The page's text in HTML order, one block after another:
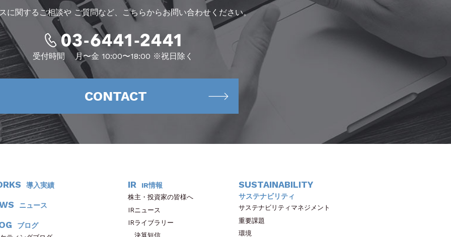
に関するご相談やご質問など、こちらからお問い合わせください。
受付時間 月〜金 10:00〜18:00 ※祝日除く
CONTACT
導入実績
ニュース
ブログ
IR IR情報
株主・投資家の皆様へ
IRニュース
IRライブラリー
決算短信
SUSTAINABILITY
サステナビリティ
サステナビリティマネジメント
重要課題
環境